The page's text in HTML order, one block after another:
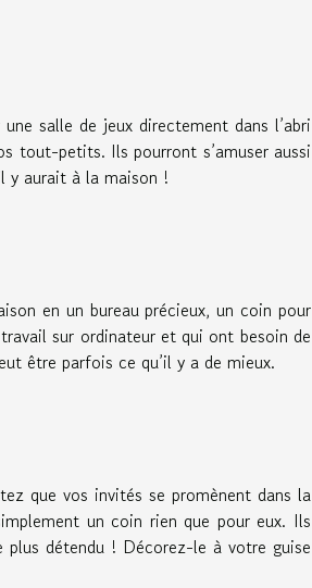
salle de jeux directement dans l’abri
tout-petits. Ils pourront s’amuser aussi
y aurait à la maison !
en un bureau précieux, un coin pour
sur ordinateur et qui ont besoin de
être parfois ce qu’il y a de mieux.
que vos invités se promènent dans la
un coin rien que pour eux. Ils
détendu ! Décorez-le à votre guise